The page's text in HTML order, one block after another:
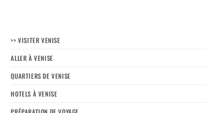
>> VISITER VENISE
ALLER À VENISE
QUARTIERS DE VENISE
HOTELS À VENISE